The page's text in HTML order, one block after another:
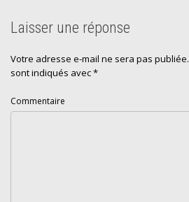
Laisser une réponse
Votre adresse e-mail ne sera pas publiée.
sont indiqués avec*
Commentaire